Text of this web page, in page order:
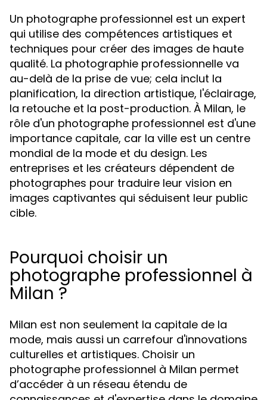
Un photographe professionnel est un expert
qui utilise des compétences artistiques et
techniques pour créer des images de haute
qualité. La photographie professionnelle va
au-delà de la prise de vue; cela inclut la
planification, la direction artistique, l'éclairage,
la retouche et la post-production. À Milan, le
rôle d'un photographe professionnel est d'une
importance capitale, car la ville est un centre
mondial de la mode et du design. Les
entreprises et les créateurs dépendent de
photographes pour traduire leur vision en
images captivantes qui séduisent leur public
cible.
Pourquoi choisir un
photographe professionnel à
Milan ?
Milan est non seulement la capitale de la
mode, mais aussi un carrefour d'innovations
culturelles et artistiques. Choisir un
photographe professionnel à Milan permet
d’accéder à un réseau étendu de